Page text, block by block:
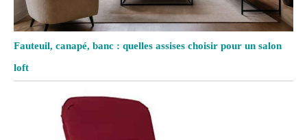
Fauteuil, canapé, banc : quelles assises choisir pour un salon
loft